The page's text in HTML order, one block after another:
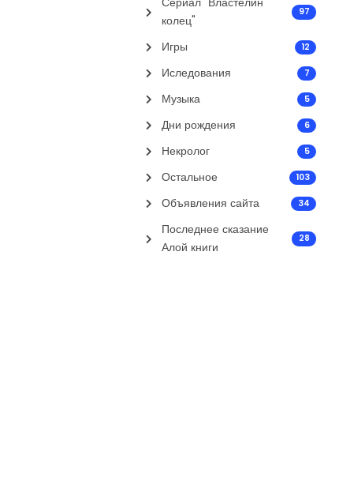
колец"
97
Игры 12
Иследования 7
Музыка 5
Дни рождения 6
Некролог 5
Остальное 103
Объявления сайта 34
Последнее сказание
Алой книги
28